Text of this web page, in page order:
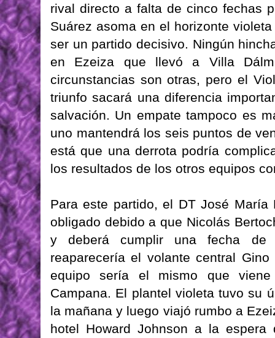
rival directo a falta de cinco fechas
Suárez asoma en el horizonte
ser un partido decisivo. Ningún
en Ezeiza que llevó a Villa
circunstancias son otras, pero el
triunfo sacará una diferencia
salvación. Un empate tampoco es
uno mantendrá los seis puntos de
está que una derrota podría
los resultados de los otros equipos
Para este partido, el DT José
obligado debido a que Nicolás
y deberá cumplir una fecha de
reaparecería el volante central
equipo sería el mismo que
Campana. El plantel violeta tuvo su
la mañana y luego viajó rumbo a
hotel Howard Johnson a la espera